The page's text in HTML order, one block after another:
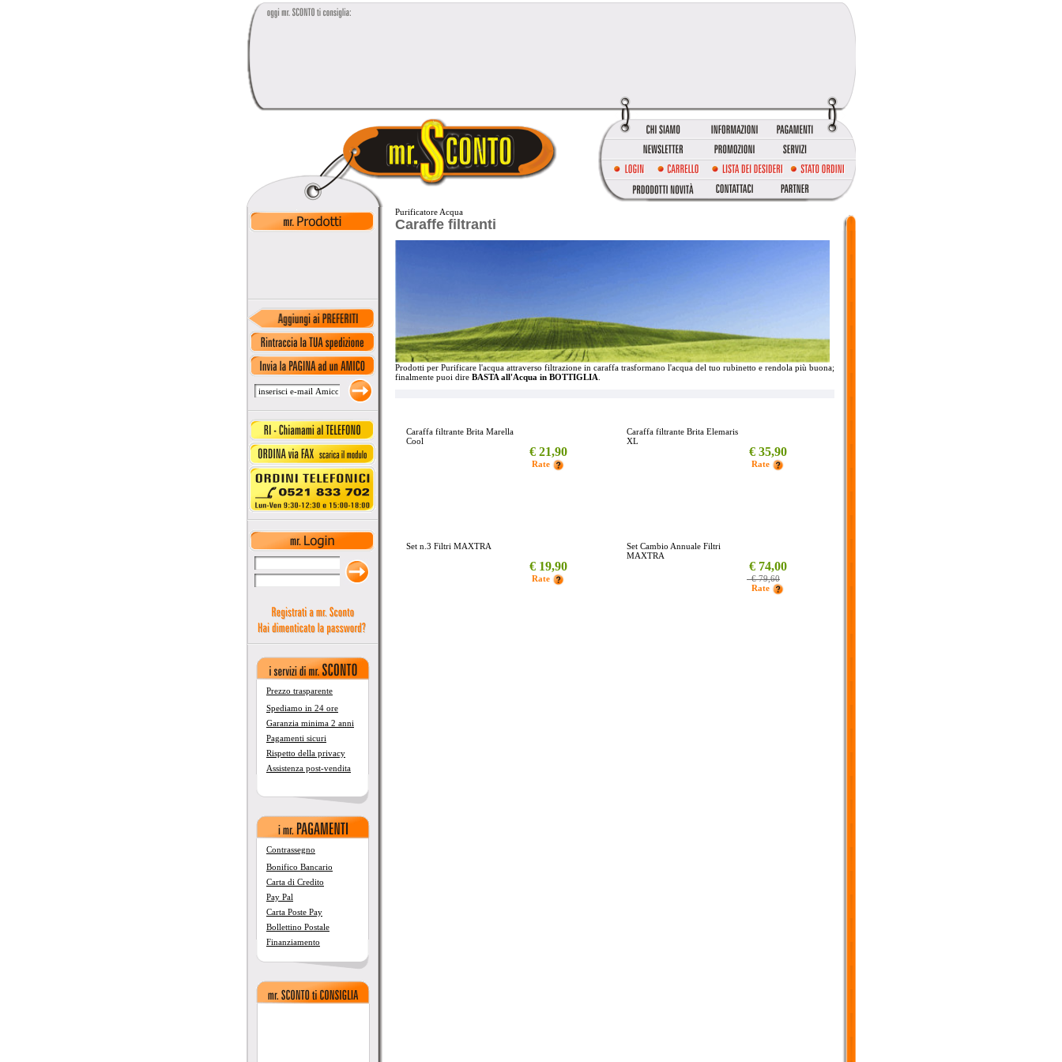
Prezzo trasparente
Spediamo in 24 ore
Garanzia minima 2 anni
Pagamenti sicuri
Rispetto della privacy
Assistenza post-vendita
Contrassegno
Bonifico Bancario
Carta di Credito
Pay Pal
Carta Poste Pay
Bollettino Postale
Finanziamento
Purificatore Acqua
Caraffe filtranti
Prodotti per Purificare l'acqua attraverso filtrazione in caraffa trasformano l'acqua del tuo rubinetto e rendola più buona;
finalmente puoi dire BASTA all'Acqua in BOTTIGLIA
Caraffa filtrante Brita Marella
Cool
€ 21,90
Rate
Caraffa filtrante Brita Elemaris
XL
€ 35,90
Rate
Set n.3 Filtri MAXTRA
€ 19,90
Rate
Set Cambio Annuale Filtri
MAXTRA
€ 74,00
_€ 79,60
Rate